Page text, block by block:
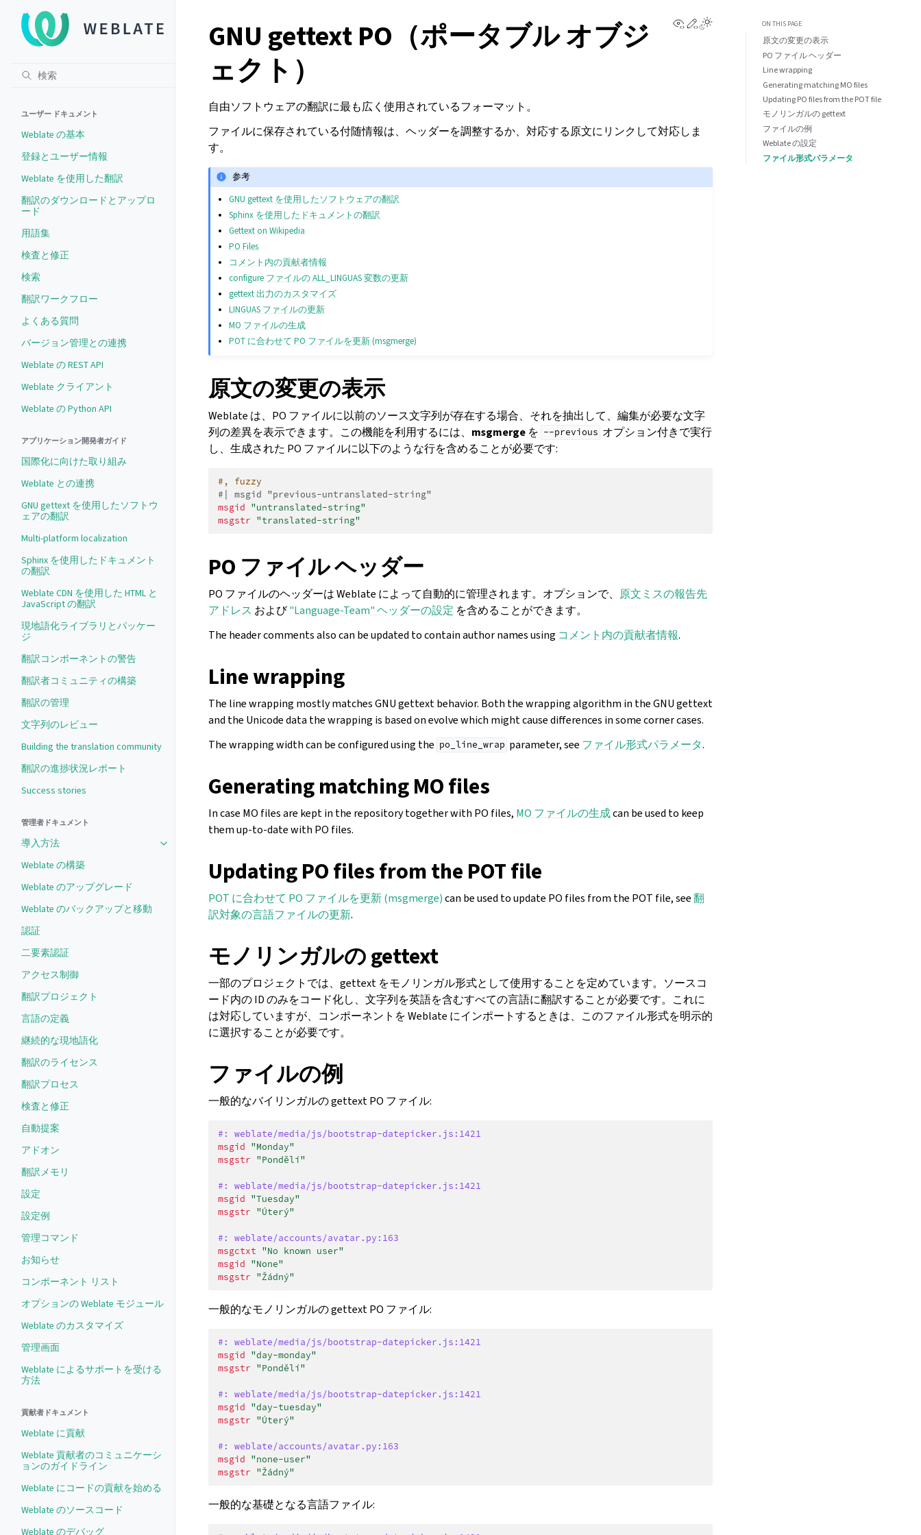
ユーザー ドキュメント
Weblate の基本
登録とユーザー情報
Weblate を使用した翻訳
翻訳のダウンロードとアップロ
ード
用語集
検査と修正
検索
翻訳ワークフロー
よくある質問
バージョン管理との連携
Weblate の REST API
Weblate クライアント
Weblate の Python API
アプリケーション開発者ガイド
国際化に向けた取り組み
Weblate との連携
GNU gettext を使用したソフトウ
ェアの翻訳
Multi-platform localization
Sphinx を使用したドキュメント
の翻訳
Weblate CDN を使用した HTML と
JavaScript の翻訳
現地語化ライブラリとパッケー
ジ
翻訳コンポーネントの警告
翻訳者コミュニティの構築
翻訳の管理
文字列のレビュー
Building the translation community
翻訳の進捗状況レポート
Success stories
管理者ドキュメント
導入方法
Weblate の構築
Weblate のアップグレード
Weblate のバックアップと移動
認証
二要素認証
アクセス制御
翻訳プロジェクト
言語の定義
継続的な現地語化
翻訳のライセンス
翻訳プロセス
検査と修正
自動提案
アドオン
翻訳メモリ
設定
設定例
管理コマンド
お知らせ
コンポーネント リスト
オプションの Weblate モジュール
Weblate のカスタマイズ
管理画面
Weblate によるサポートを受ける
方法
貢献者ドキュメント
Weblate に貢献
Weblate 貢献者のコミュニケーシ
ョンのガイドライン
Weblate にコードの貢献を始める
Weblate のソースコード
Weblate のデバッグ
View this page
Edit this page
GNU gettext PO（ポータブル オブジ
ェクト）
自由ソフトウェアの翻訳に最も広く使用されているフォーマット。
ファイルに保存されている付随情報は、ヘッダーを調整するか、対応する原文にリンクして対応しま
す。
参考
GNU gettext を使用したソフトウェアの翻訳
Sphinx を使用したドキュメントの翻訳
Gettext on Wikipedia
PO Files
コメント内の貢献者情報
configure ファイルの ALL_LINGUAS 変数の更新
gettext 出力のカスタマイズ
LINGUAS ファイルの更新
MO ファイルの生成
POT に合わせて PO ファイルを更新 (msgmerge)
原文の変更の表示
Weblate は、PO ファイルに以前のソース文字列が存在する場合、それを抽出して、編集が必要な文字
列の差異を表示できます。この機能を利用するには、 msgmerge を --previous オプション付きで実行
し、生成された PO ファイルに以下のような行を含めることが必要です:
#, fuzzy
#| msgid "previous-untranslated-string"
msgid "untranslated-string"
msgstr "translated-string"
PO ファイル ヘッダー
PO ファイルのヘッダーは Weblate によって自動的に管理されます。オプションで、 原文ミスの報告先
アドレス および"Language-Team" ヘッダーの設定 を含めることができます。
The header comments also can be updated to contain author names using コメント内の貢献者情報.
Line wrapping
The line wrapping mostly matches GNU gettext behavior. Both the wrapping algorithm in the GNU gettext
and the Unicode data the wrapping is based on evolve which might cause differences in some corner cases.
The wrapping width can be configured using the po_line_wrap parameter, see ファイル形式パラメータ.
Generating matching MO files
In case MO files are kept in the repository together with PO files, MO ファイルの生成can be used to keep
them up-to-date with PO files.
Updating PO files from the POT file
POT に合わせて PO ファイルを更新 (msgmerge)can be used to update PO files from the POT file, see翻
訳対象の言語ファイルの更新.
モノリンガルの gettext
一部のプロジェクトでは、gettext をモノリンガル形式として使用することを定めています。ソースコ
ード内の ID のみをコード化し、文字列を英語を含むすべての言語に翻訳することが必要です。これに
は対応していますが、コンポーネントを Weblate にインポートするときは、このファイル形式を明示的
に選択することが必要です。
ファイルの例
一般的なバイリンガルの gettext PO ファイル:
#: weblate/media/js/bootstrap-datepicker.js:1421
msgid "Monday"
msgstr "Pondělí"
#: weblate/media/js/bootstrap-datepicker.js:1421
msgid "Tuesday"
msgstr "Úterý"
#: weblate/accounts/avatar.py:163
msgctxt "No known user"
msgid "None"
msgstr "Žádný"
一般的なモノリンガルの gettext PO ファイル:
#: weblate/media/js/bootstrap-datepicker.js:1421
msgid "day-monday"
msgstr "Pondělí"
#: weblate/media/js/bootstrap-datepicker.js:1421
msgid "day-tuesday"
msgstr "Úterý"
#: weblate/accounts/avatar.py:163
msgid "none-user"
msgstr "Žádný"
一般的な基礎となる言語ファイル:
ON THIS PAGE
原文の変更の表示
PO ファイル ヘッダー
Line wrapping
Generating matching MO files
Updating PO files from the POT file
モノリンガルの gettext
ファイルの例
Weblate の設定
ファイル形式パラメータ